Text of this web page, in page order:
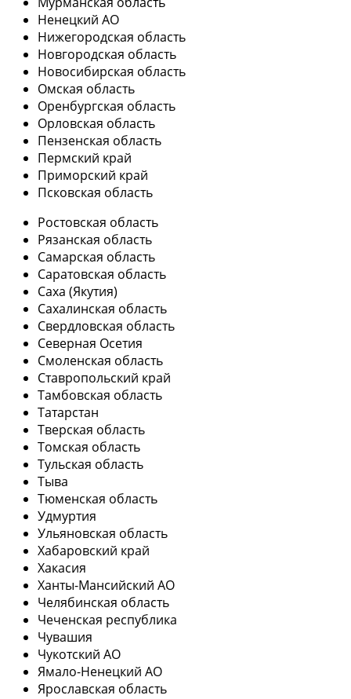
Ненецкий АО
Нижегородская область
Новгородская область
Новосибирская область
Омская область
Оренбургская область
Орловская область
Пензенская область
Пермский край
Приморский край
Псковская область
Ростовская область
Рязанская область
Самарская область
Саратовская область
Саха (Якутия)
Сахалинская область
Свердловская область
Северная Осетия
Смоленская область
Ставропольский край
Тамбовская область
Татарстан
Тверская область
Томская область
Тульская область
Тыва
Тюменская область
Удмуртия
Ульяновская область
Хабаровский край
Хакасия
Ханты-Мансийский АО
Челябинская область
Чеченская республика
Чувашия
Чукотский АО
Ямало-Ненецкий АО
Ярославская область